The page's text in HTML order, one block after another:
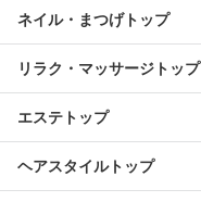
ネイル・まつげトップ
リラク・マッサージトップ
エステトップ
ヘアスタイルトップ